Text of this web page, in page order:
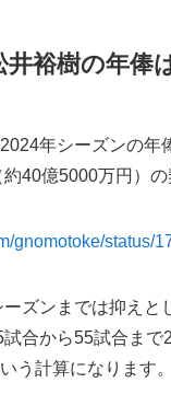
裕樹の年俸
年シーズンの年
40億5000万円）の
gnomotoke/status/
ズンまでは抑えと
合から55試合ま
う計算になります。